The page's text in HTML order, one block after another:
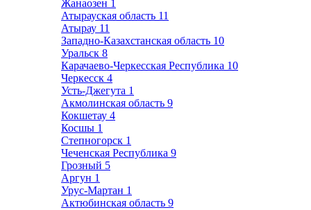
Жанаозен 1
Атырауская область 11
Атырау 11
Западно-Казахстанская область 10
Уральск 8
Карачаево-Черкесская Республика 10
Черкесск 4
Усть-Джегута 1
Акмолинская область 9
Кокшетау 4
Косшы 1
Степногорск 1
Чеченская Республика 9
Грозный 5
Аргун 1
Урус-Мартан 1
Актюбинская область 9